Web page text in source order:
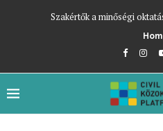
Szakértők a minőségi